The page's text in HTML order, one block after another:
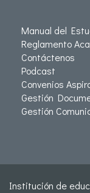
Manual del
Reglamento
Contáctenos
Podcast
Convenios
Gestión
Gestión
Institución de